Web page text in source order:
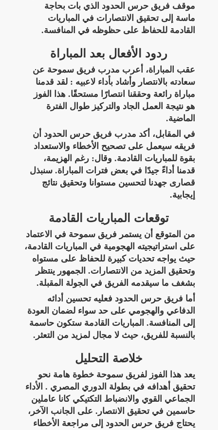
موقف فريق حرس الحدود الذي بات بحاجة
ماسة إلى تحقيق الانتصارات في المباريات
القادمة للحفاظ على حظوظه في المنافسة.
ردود الأفعال بعد المباراة
عقب المباراة، أعرب مدرب فريق سموحة عن
سعادته بالانتصار وأشاد بأداء لاعبيه : لقد قدمنا
مباراة رائعة وحققنا انتصارًا مستحقًا. هذا الفوز
هو نتيجة العمل الجاد والتركيز طوال الفترة
الماضية.
في المقابل، أكد مدرب فريق حرس الحدود أن
فريقه سيعمل على تصحيح الأخطاء والاستعداد
بقوة للمباريات القادمة. وقال: رغم الهزيمة،
قدمنا أداءً جيدًا في بعض فترات المباراة. سنبذل
قصارى جهدنا لتحسين مستوانا وتحقيق نتائج
إيجابية.
توقعات المباريات القادمة
من المتوقع أن يستمر فريق سموحة في الاعتماد
على استراتيجيته الهجومية في المباريات القادمة،
حيث يواجه تحديات كبيرة للحفاظ على مستواه
وتحقيق المزيد من الانتصارات. الجمهور ينتظر
بشغف ما سيقدمه الفريق في الجولة المقبلة.
أما فريق حرس الحدود فعليه تحسين أدائه
الدفاعي والهجومي على حد سواء لضمان العودة
إلى المنافسة. المباريات القادمة ستكون حاسمة
بالنسبة للفريق، حيث لا مجال لمزيد من التعثر.
خلاصة التحليل
يعد هذا الفوز لفريق سموحة خطوة هامة نحو
تحقيق أهدافه في بطولة الدوري المصري . الأداء
الجماعي القوي والانضباط التكتيكي كانا عاملين
حاسمين في تحقيق الانتصار. على الجانب الآخر،
يحتاج فريق حرس الحدود إلى مراجعة الأخطاء